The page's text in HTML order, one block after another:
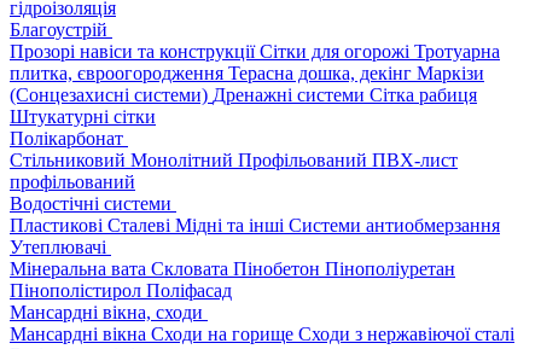
гідроізоляція
Благоустрій
Прозорі навіси та конструкціїСітки для огорожі Тротуарна
плитка, євроогородження Терасна дошка, декінг Маркізи
(Сонцезахисні системи) Дренажні системи Сітка рабиця
Штукатурні сітки
Полікарбонат
Стільниковий Монолітний Профільований ПВХ-лист
профільований
Водостічні системи
Пластикові Сталеві Мідні та інші Системи антиобмерзання
Утеплювачі
Мінеральна вата Скловата Пінобетон Пінополіуретан
Пінополістирол Поліфасад
Мансардні вікна, сходи
Мансардні вікна Сходи на горище Сходи з нержавіючої сталі